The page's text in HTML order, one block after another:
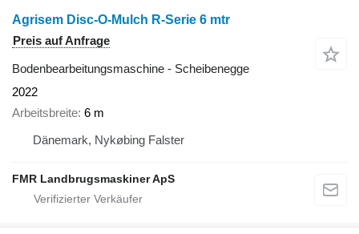
Agrisem Disc-O-Mulch R-Serie 6 mtr
Preis auf Anfrage
Bodenbearbeitungsmaschine - Scheibenegge
2022
Arbeitsbreite 6 m
Dänemark, Nykøbing Falster
FMR Landbrugsmaskiner ApS